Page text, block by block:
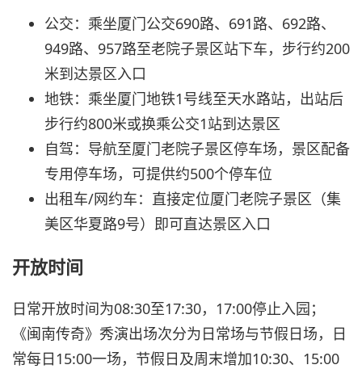
公交：乘坐厦门公交690路、691路、692路、
949路、957路至老院子景区站下车，步行约200
米到达景区入口
地铁：乘坐厦门地铁1号线至天水路站，出站后
步行约800米或换乘公交1站到达景区
自驾：导航至厦门老院子景区停车场，景区配备
专用停车场，可提供约500个停车位
出租车/网约车：直接定位厦门老院子景区（集
美区华夏路9号）即可直达景区入口
开放时间
日常开放时间为08:30至17:30，17:00停止入园；
《闽南传奇》秀演出场次分为日常场与节假日场，日
常每日15:00一场，节假日及周末增加10:30、15:00